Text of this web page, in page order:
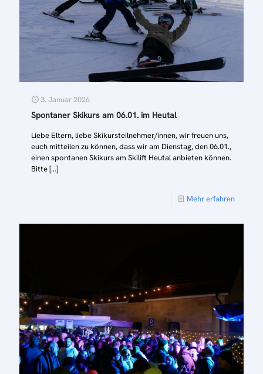
3. Januar 2026
Spontaner Skikurs am 06.01. im Heutal
Liebe Eltern, liebe Skikursteilnehmer/innen, wir freuen uns,
euch mitteilen zu können, dass wir am Dienstag, den 06.01.,
einen spontanen Skikurs am Skilift Heutal anbieten können.
Bitte[…]
Mehr erfahren